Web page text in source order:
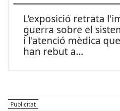
L'exposició retrata
guerra sobre el
i l'atenció mèdica
han rebut a...